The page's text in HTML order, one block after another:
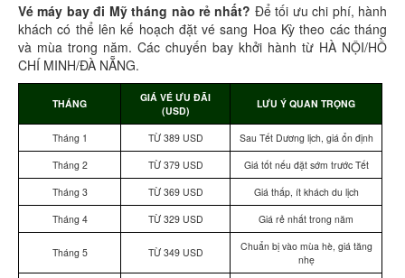
Vé máy bay đi Mỹ tháng nào rẻ nhất? Để tối ưu chi phí, hành
khách có thể lên kế hoạch đặt vé sang Hoa Kỳ theo các tháng
và mùa trong năm. Các chuyến bay khởi hành từ HÀ NỘI/HỒ
CHÍ MINH/ĐÀ NẴNG.
THÁNG
GIÁ VÉ ƯU ĐÃI
(USD)
LƯU Ý QUAN TRỌNG
Tháng 1 TỪ 389 USD
Sau Tết Dương lịch, giá ổn định
Tháng 2
TỪ 379 USD
Giá tốt nếu đặt sớm trước Tết
Tháng 3
TỪ 369 USD
Giá thấp, ít khách du lịch
Tháng 4
TỪ 329 USD Giá rẻ nhất trong năm
Tháng 5 TỪ 349 USD
Chuẩn bị vào mùa hè, giá tăng
nhẹ